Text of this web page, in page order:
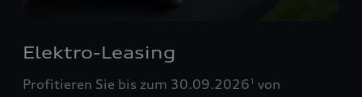
Elektro-Leasing
Profitieren Sie bis zum 30.09.20261 von